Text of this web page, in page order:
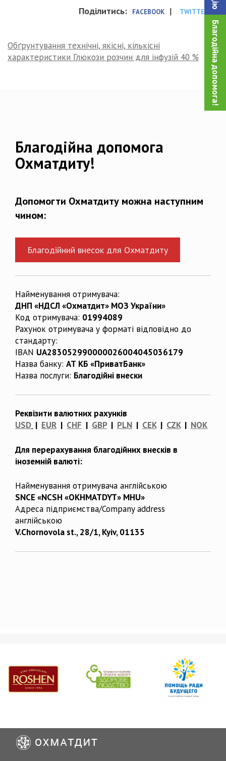
Благодійна допомога!
Поділитись: FACEBOOK | TWITTER
Обґрунтування технічні, якісні, кількісні
характеристики Глюкози розчин для інфузій 40 %
Благодійна допомога
Охматдиту!
Допомогти Охматдиту можна наступним
чином:
Благодійний внесок для Охматдиту
Найменування отримувача:
ДНП «НДСЛ «Охматдит» МОЗ України»
Код отримувача: 01994089
Рахунок отримувача у форматі відповідно до
стандарту:
IBAN UA283052990000026004045036179
Назва банку: АТ КБ «ПриватБанк»
Назва послуги: Благодійні внески
Реквізити валютних рахунків
USD | EUR | CHF | GBP| PLN | CEK| CZK| NOK
Для перерахування благодійних внесків в
іноземній валюті:
Найменування отримувача англійською
SNCE «NCSH «OKHMATDYT» MHU»
Адреса підприємства/Company address
англійською
V.Chornovola st., 28/1, Kyiv, 01135